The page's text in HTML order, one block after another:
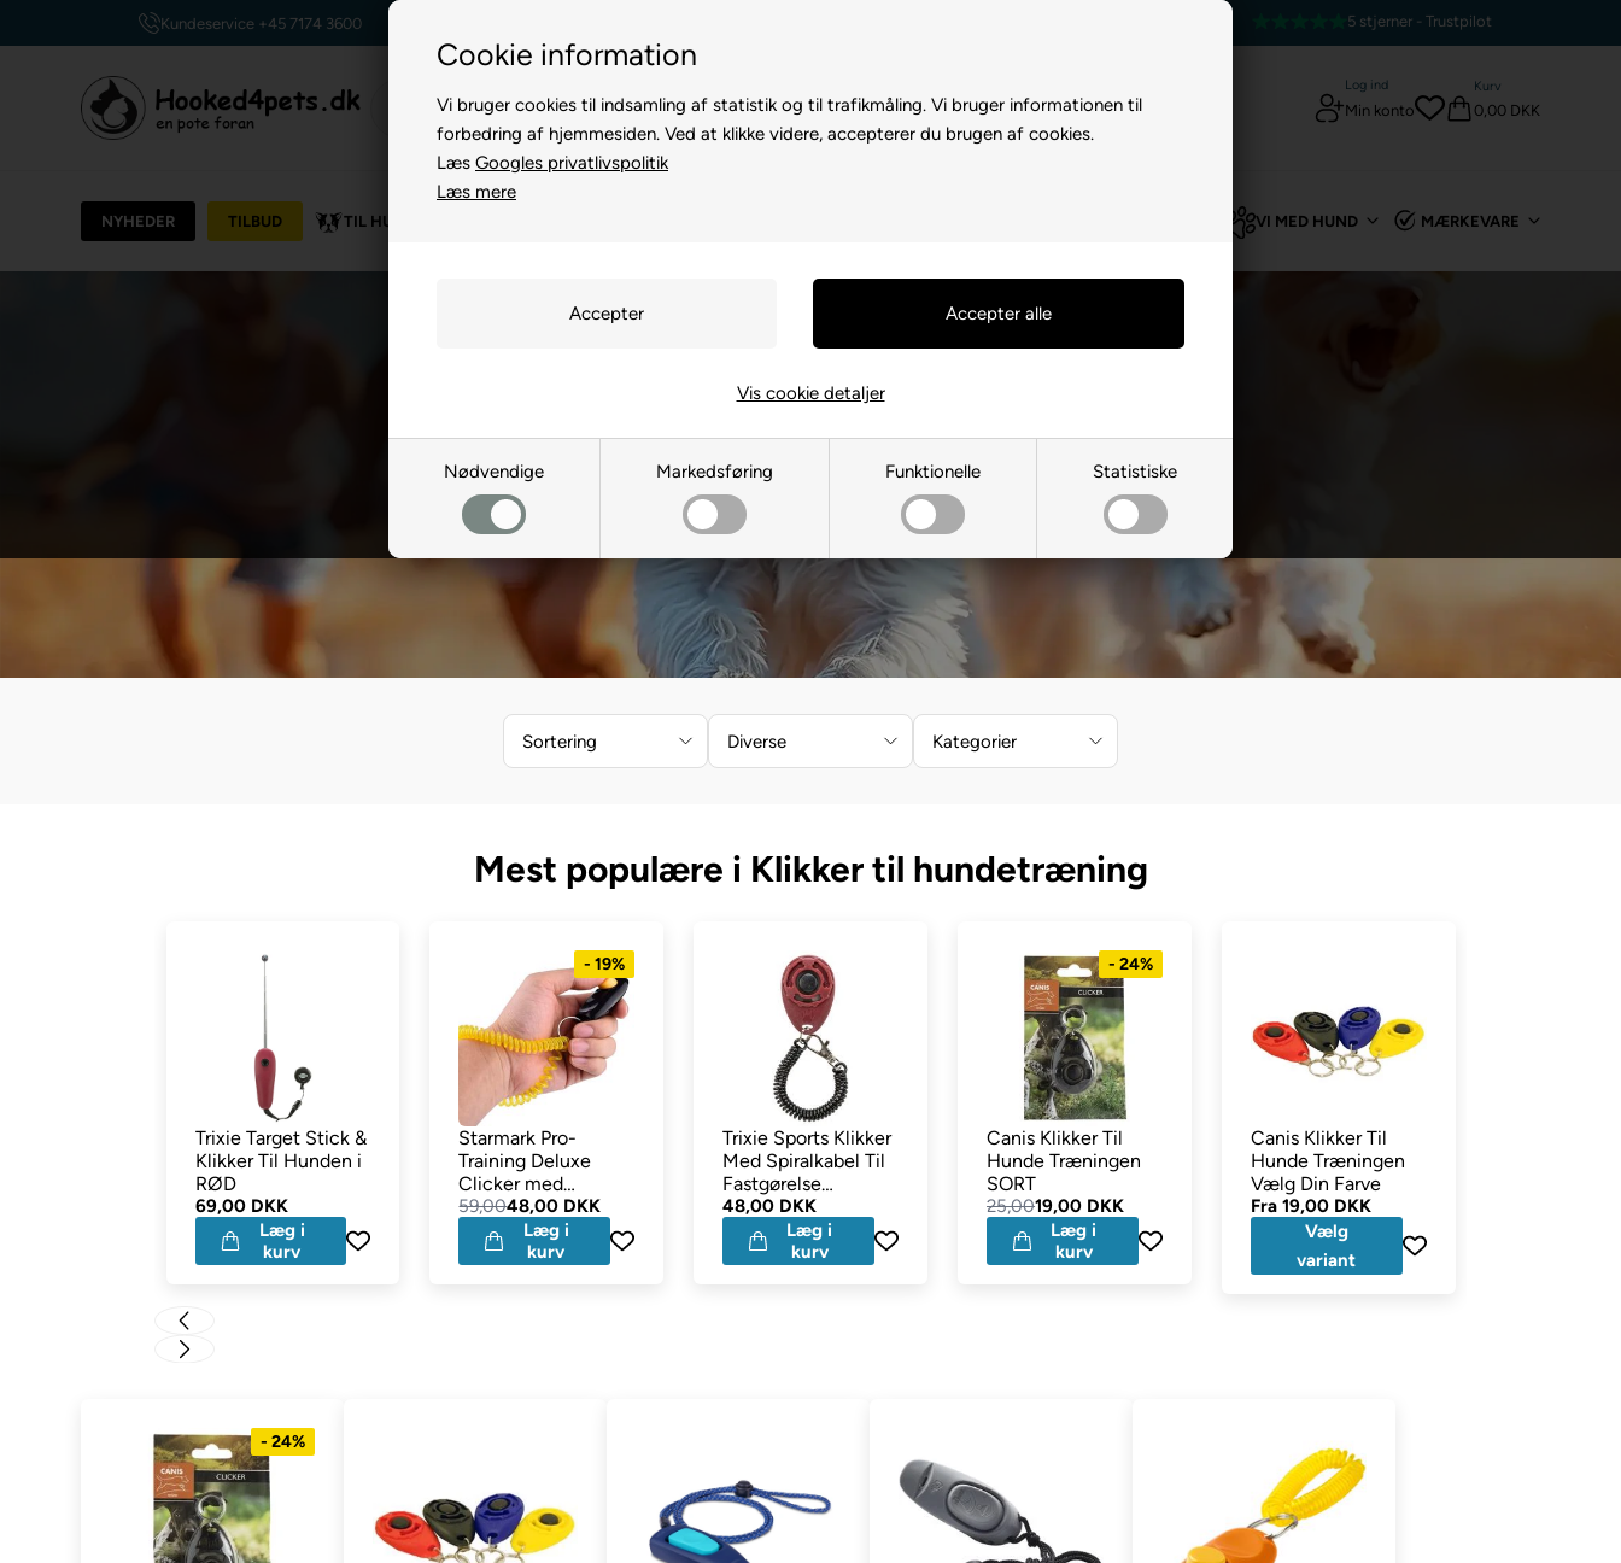
Cookie information
Vi bruger cookies til indsamling af statistik og til trafikmåling. Vi bruger informationen til
forbedring af hjemmesiden. Ved at klikke videre, accepterer du brugen af cookies.
Læs Googles privatlivspolitik
Læs mere
Nødvendige Markedsføring Funktionelle Statistiske
Vis cookie detaljer
Billig fragt, kun 39 kr. E-mærket webshop
Log ind
Min konto
Kurv
0,00 DKK
NYHEDER TILBUD TIL HUND VI MED HUND MÆRKEVARE
Klikker til hundetræning
TIL HUND/Træning og Hundesport Klikker til hundetræning
Sortering Diverse Kategorier
Mest populære i Klikker til hundetræning
Trixie Target Stick &
Klikker Til Hunden i
RØD
69,00 DKK
Læg i
kurv
- 19%
Starmark Pro-
Training Deluxe
Clicker med
Armbånd
59,0048,00 DKK
Læg i
kurv
Trixie Sports Klikker
Med Spiralkabel Til
Fastgørelse
Bordeaux
48,00 DKK
Læg i
kurv
- 24%
Canis Klikker Til
Hunde Træningen
SORT
25,0019,00 DKK
Læg i
kurv
Canis Klikker Til
Hunde Træningen
Vælg Din Farve
Fra 19,00 DKK
Vælg
variant
- 24%